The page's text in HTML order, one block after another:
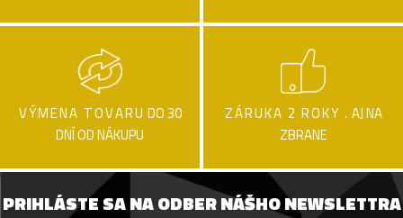
VÝMENA TOVARU DO 30
DNÍ OD NÁKUPU
ZÁRUKA 2 ROKY . AJ NA
ZBRANE
PRIHLÁSTE SA NA ODBER NÁŠHO NEWSLETTRA